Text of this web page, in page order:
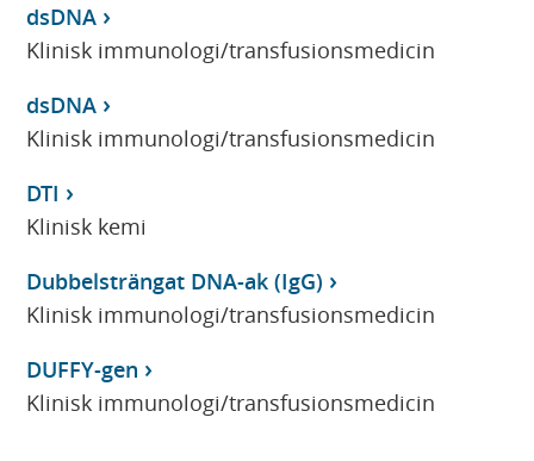
dsDNA
Klinisk immunologi/transfusionsmedicin
dsDNA
Klinisk immunologi/transfusionsmedicin
DTI
Klinisk kemi
Dubbelsträngat DNA-ak (IgG)
Klinisk immunologi/transfusionsmedicin
DUFFY-gen
Klinisk immunologi/transfusionsmedicin